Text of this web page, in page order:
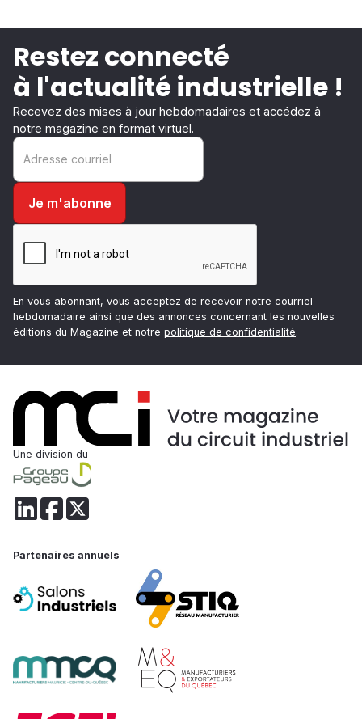
Restez connecté
à l'actualité industrielle !
Recevez des mises à jour hebdomadaires et accédez à
notre magazine en format virtuel.
En vous abonnant, vous acceptez de recevoir notre courriel
hebdomadaire ainsi que des annonces concernant les nouvelles
éditions du Magazine et notre politique de confidentialité.
Une division du
Partenaires annuels